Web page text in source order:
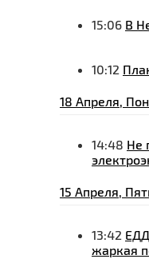
15:06 В
10:12
18 Апреля,
14:48 Не
15 Апреля,
13:42
жаркая